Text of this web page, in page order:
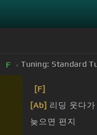
F Tuning: Standard
[F]
[Ab] 리딩 웃다가
늦으면 편지